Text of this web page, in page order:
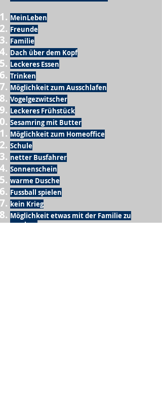
MeinLeben
Freunde
Familie
Dach über dem Kopf
Leckeres Essen
Trinken
Möglichkeit zum Ausschlafen
Vogelgezwitscher
Leckeres Frühstück
Sesamring mit Butter
Möglichkeit zum Homeoffice
Schule
netter Busfahrer
Sonnenschein
warme Dusche
Fussball spielen
kein Krieg
Möglichkeit etwas mit der Familie zu
machen